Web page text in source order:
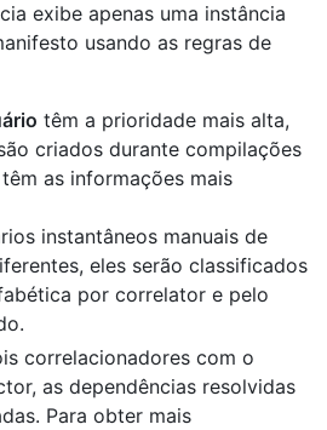
exibe apenas uma instância
usando as regras de
têm a prioridade mais alta,
criados durante compilações
as informações mais
instantâneos manuais de
eles serão classificados
por correlator e pelo
correlacionadores com o
as dependências resolvidas
Para obter mais